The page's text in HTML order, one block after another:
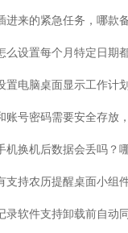
么设置每个月特定日期
置电脑桌面显示工作计